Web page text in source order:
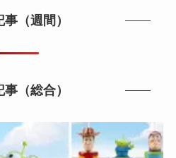
事（週間）
事（総合）